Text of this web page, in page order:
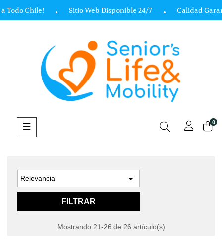
Todo Chile! Sitio Web Disponible 24/7 Calidad
Navegación
de
☰ 0
Relevancia 
FILTRAR
Mostrando 21-26 de 26 artículo(s)